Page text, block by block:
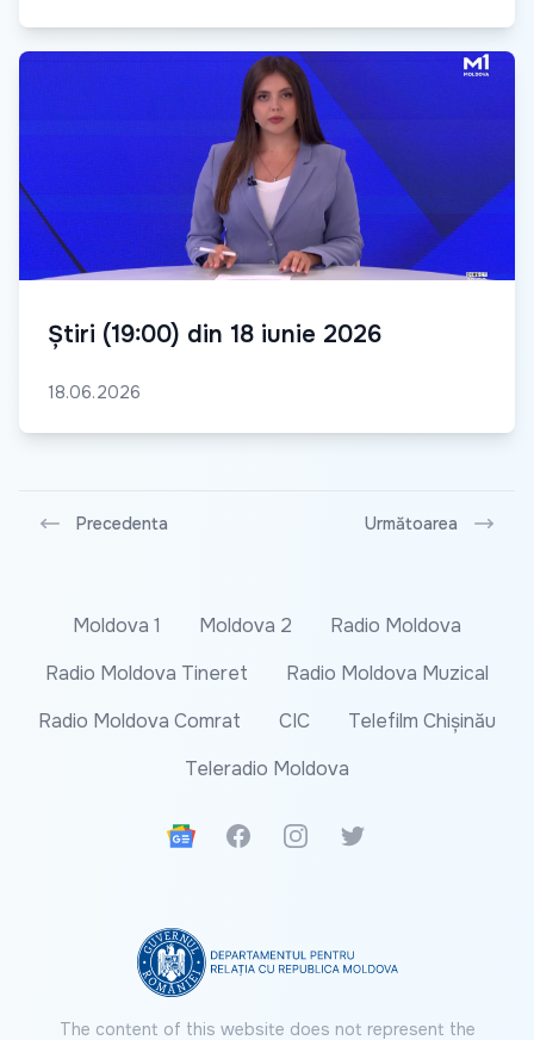
Știri (19:00) din 18 iunie 2026
18.06.2026
Precedenta Următoarea
Moldova 1 Moldova 2
Radio Moldova
Radio Moldova Tineret
Radio Moldova Muzical
Radio Moldova Comrat
CIC
Telefilm Chișinău
Teleradio Moldova
Google News
FacebookInstagramTwitter
The content of this website does not represent the